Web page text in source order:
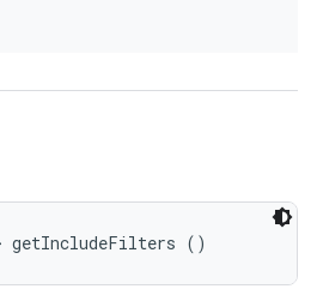
getIncludeFilters ()